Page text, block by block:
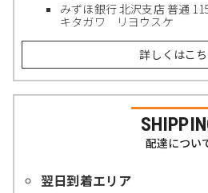
みずほ銀行 北沢支店 普通
キタガワ リヨウスケ
詳しくはこ
配達につい
翌日到着エリア